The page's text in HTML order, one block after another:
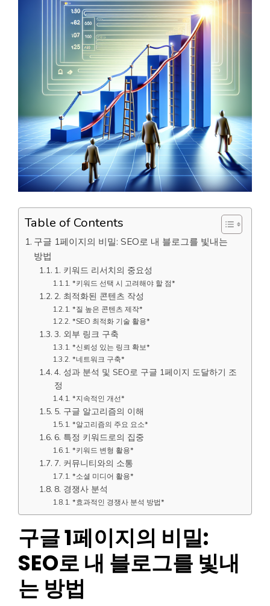
Table of Contents
구글 1페이지의 비밀: SEO로 내 블로그를 빛내는
방법
1. 키워드 리서치의 중요성
*키워드 선택 시 고려해야 할 점*
2. 최적화된 콘텐츠 작성
*질 높은 콘텐츠 제작*
*SEO 최적화 기술 활용*
3. 외부 링크 구축
*신뢰성 있는 링크 확보*
*네트워크 구축*
4. 성과 분석 및 SEO로 구글 1페이지 도달하기 조
정
*지속적인 개선*
5. 구글 알고리즘의 이해
*알고리즘의 주요 요소*
6. 특정 키워드로의 집중
*키워드 변형 활용*
7. 커뮤니티와의 소통
*소셜 미디어 활용*
8. 경쟁사 분석
*효과적인 경쟁사 분석 방법*
구글 1페이지의 비밀:
SEO로 내 블로그를 빛내
는 방법